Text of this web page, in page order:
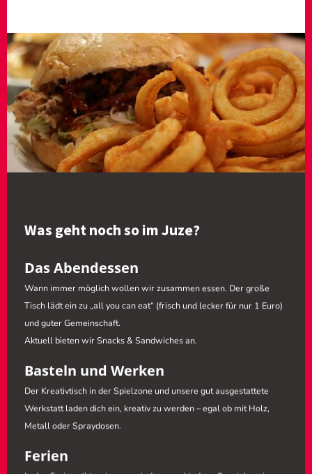
Was geht noch so im Juze?
Das Abendessen
Wann immer möglich wollen wir zusammen essen. Der große
Tisch lädt ein zu „all you can eat“ (frisch und lecker für nur 1 Euro)
und guter Gemeinschaft.
Aktuell bieten wir Snacks & Sandwiches an.
Basteln und Werken
Der Kreativtisch in der Spielzone und unsere gut ausgestattete
Werkstatt laden dich ein, kreativ zu werden– egal ob mit Holz,
Metall oder Spraydosen.
Ferien